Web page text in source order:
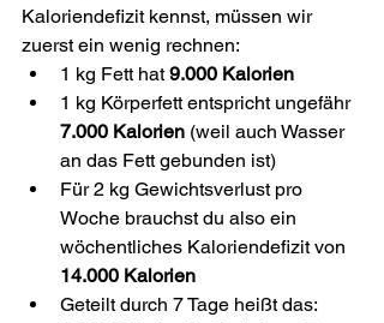
Kaloriendefizit kennst, müssen wir
zuerst ein wenig rechnen:
1 kg Fett hat 9.000 Kalorien
1 kg Körperfett entspricht ungefähr
7.000 Kalorien (weil auch Wasser
an das Fett gebunden ist)
Für 2 kg Gewichtsverlust pro
Woche brauchst du also ein
wöchentliches Kaloriendefizit von
14.000 Kalorien
Geteilt durch 7 Tage heißt das: